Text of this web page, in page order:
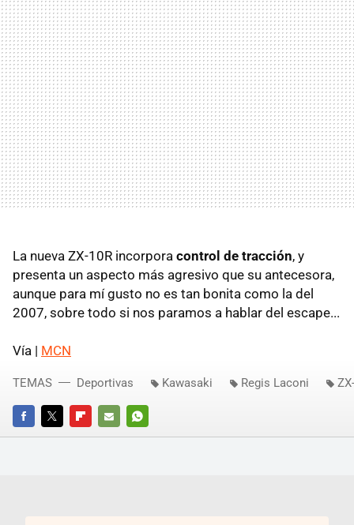
La nueva ZX-10R incorpora control de tracción, y
presenta un aspecto más agresivo que su antecesora,
aunque para mí gusto no es tan bonita como la del
2007, sobre todo si nos paramos a hablar del escape...
Vía | MCN
FACEBOOKTWITTERFLIPBOARD
E-
WHATSAPP
TEMAS Deportivas Kawasaki Regis Laconi